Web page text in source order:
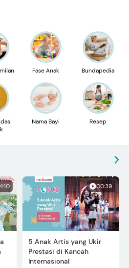
Fase Anak Bundapedia
Nama Bayi Resep
00:39
5 Anak Artis yang Ukir
Prestasi di Kancah
Internasional